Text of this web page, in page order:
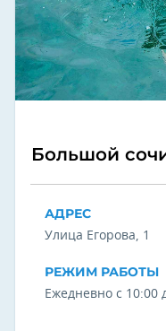
Большой
АДРЕС
Улица Егорова, 1
РЕЖИМ РАБОТЫ
Ежедневно с 10:00